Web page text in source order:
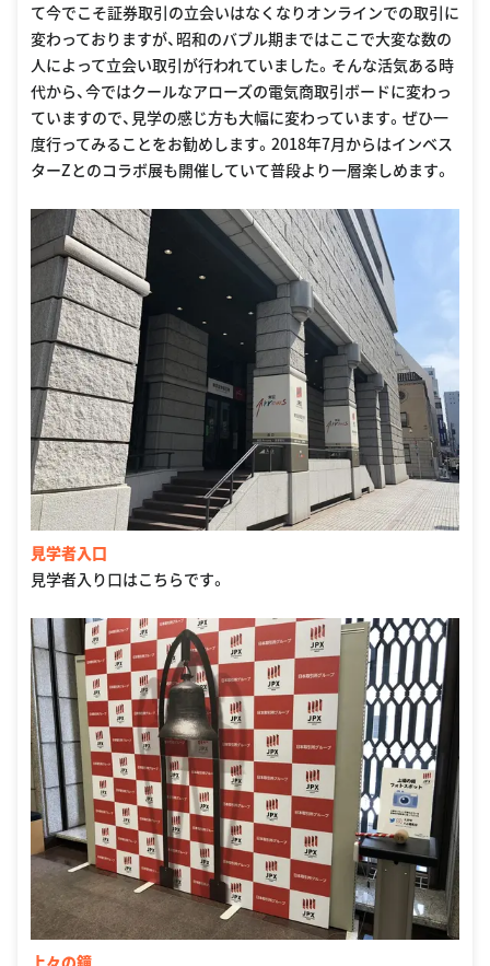
て今でこそ証券取引の立会いはなくなりオンラインでの取引に
変わっておりますが、昭和のバブル期まではここで大変な数の
人によって立会い取引が行われていました。そんな活気ある時
代から、今ではクールなアローズの電気商取引ボードに変わっ
ていますので、見学の感じ方も大幅に変わっています。ぜひ一
度行ってみることをお勧めします。2018年7月からはインベス
ターZとのコラボ展も開催していて普段より一層楽しめます。
見学者入口
見学者入り口はこちらです。